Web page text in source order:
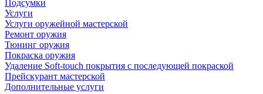
Подсумки
Услуги
Услуги оружейной мастерской
Ремонт оружия
Тюнинг оружия
Покраска оружия
Удаление Soft-touch покрытия с последующей покраской
Прейскурант мастерской
Дополнительные услуги